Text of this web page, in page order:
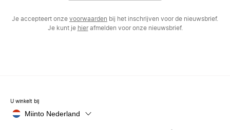
Je accepteert onze voorwaarden bij het inschrijven voor de nieuwsbrief.
Je kunt je hierafmelden voor onze nieuwsbrief.
U winkelt bij
Miinto Nederland